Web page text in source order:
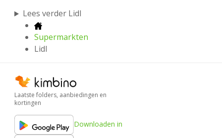
Lees verder Lidl
Supermarkten
Lidl
Laatste folders, aanbiedingen en
kortingen
Downloaden in